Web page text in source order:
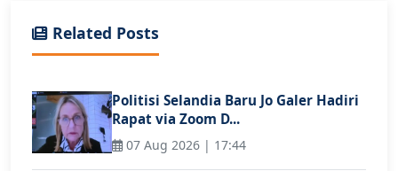
Related Posts
Politisi Selandia Baru Jo Galer Hadiri
Rapat via Zoom D...
07 Aug 2026 | 17:44